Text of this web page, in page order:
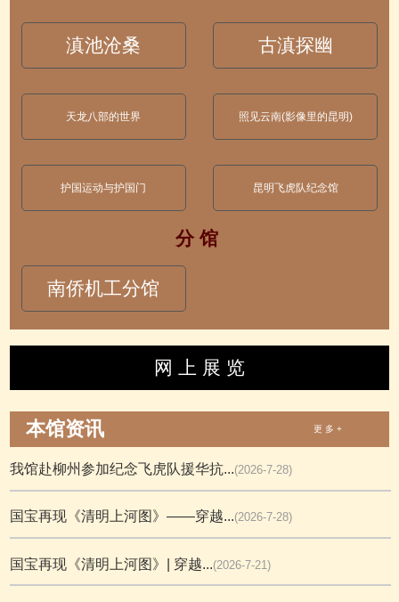
滇池沧桑 古滇探幽
天龙八部的世界 照见云南(影像里的昆明)
护国运动与护国门 昆明飞虎队纪念馆
分 馆
南侨机工分馆
网 上 展 览
本馆资讯 更 多 +
我馆赴柳州参加纪念飞虎队援华抗...(2026-7-28)
国宝再现《清明上河图》——穿越...(2026-7-28)
国宝再现《清明上河图》| 穿越...(2026-7-21)